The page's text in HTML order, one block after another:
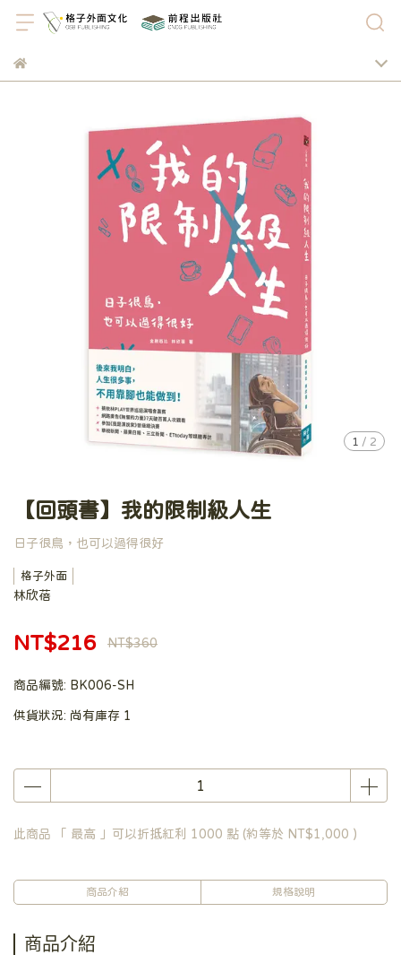
1 / 2
【回頭書】我的限制級人生
日子很鳥，也可以過得很好
格子外面
林欣蓓
NT$216 NT$360
商品編號: BK006-SH
供貨狀況: 尚有庫存 1
此商品 「 最高 」可以折抵紅利 1000 點 (約等於 NT$1,000 )
商品介紹 規格說明
商品介紹